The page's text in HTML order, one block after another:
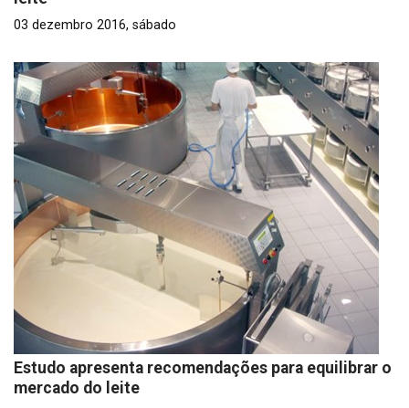
03 dezembro 2016, sábado
Estudo apresenta recomendações para equilibrar o
mercado do leite